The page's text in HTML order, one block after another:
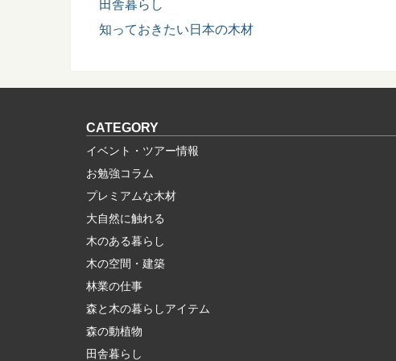
田舎暮らし
知っておきたい日本の木材
CATEGORY
イベント・ツアー情報
お勉強コラム
プレミアムな木材
大自然に触れる
木のある暮らし
木の空間・建築
林業の仕事
森と木の暮らしアイテム
森の動植物
田舎暮らし